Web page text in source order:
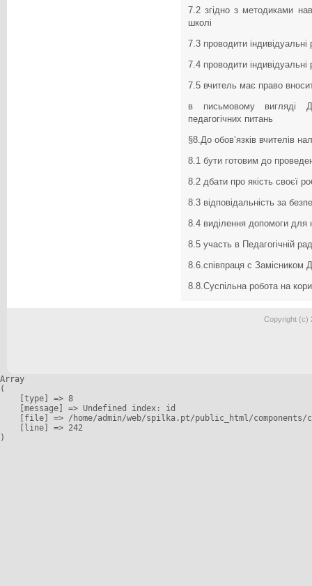
7.2 згідно з методиками
школі
7.3 проводити
7.4 проводити
7.5 вчитель має право
в письмовому вигляді
педагогічних питань
§8.До обов’язків вчителів
8.1 бути готовим до
8.2 дбати про якість своєї
8.3 відповідальність за
8.4 виділення допомоги для
8.5 участь в Педагогічній
8.6.співпраця с Замісником
8.8.Суспільна робота на
Copyright (c)
Array
(
    [type] => 8
    [message] => Undefined index: id
[file] => /home/admin/web/spilka.pt/public_html/
    [line] => 242